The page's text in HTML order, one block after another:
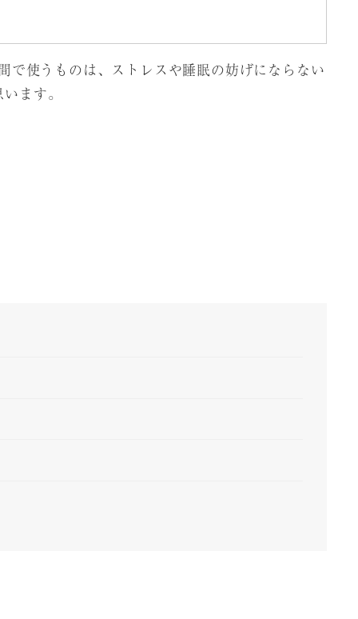
で使うものは、ストレスや睡眠の妨げにならない
ます。